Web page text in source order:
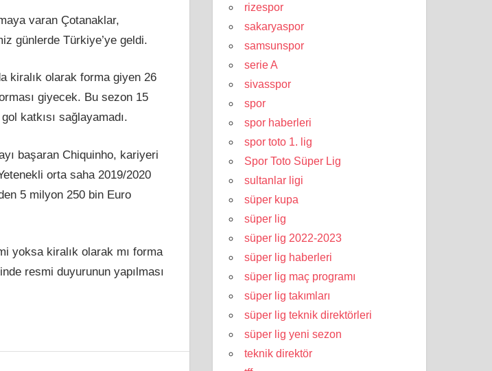
varan Çotanaklar,
günlerde Türkiye’ye geldi.
kiralık olarak forma giyen 26
giyecek. Bu sezon 15
katkısı sağlayamadı.
başaran Chiquinho, kariyeri
orta saha 2019/2020
5 milyon 250 bin Euro
yoksa kiralık olarak mı forma
resmi duyurunun yapılması
rizespor
sakaryaspor
samsunspor
serie A
sivasspor
spor
spor haberleri
spor toto 1. lig
Spor Toto Süper Lig
sultanlar ligi
süper kupa
süper lig
süper lig 2022-2023
süper lig haberleri
süper lig maç programı
süper lig takımları
süper lig teknik direktörleri
süper lig yeni sezon
teknik direktör